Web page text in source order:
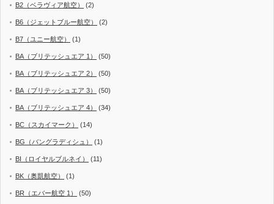
B2（ベラヴィア航空） (2)
B6（ジェットブルー航空） (2)
B7（ユニー航空） (1)
BA（ブリテッシュエア 1） (50)
BA（ブリテッシュエア 2） (50)
BA（ブリテッシュエア 3） (50)
BA（ブリテッシュエア 4） (34)
BC（スカイマーク） (14)
BG（バングラディシュ） (1)
BI（ロイヤルブルネイ） (11)
BK（奥凱航空） (1)
BR（エバー航空 1） (50)